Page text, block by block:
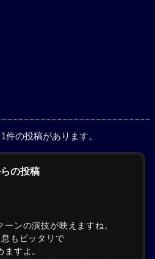
1件の投稿があります。
の投稿
ンの演技が映えますね。
もピッタリで
すよ。